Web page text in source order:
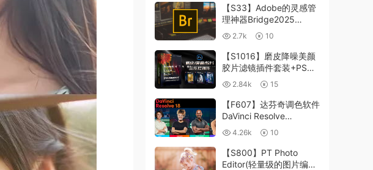
版 WIN/MAC
【S33】Adobe的灵感管
理神器Bridge2025
15.0.3 WIN系统 右键可
进入ACR
2.7k 10
【S1016】磨皮降噪美颜
胶片滤镜插件套装+PS动
作 Imagenomic
Professional Plugin Suite
v2027 Win汉化中文版
2.84k 15
【F607】达芬奇调色软件
DaVinci Resolve
Studio18.6Win、Mac 中
文/英文
4.26k 10
【S800】PT Photo
Editor(轻量级的图片编辑